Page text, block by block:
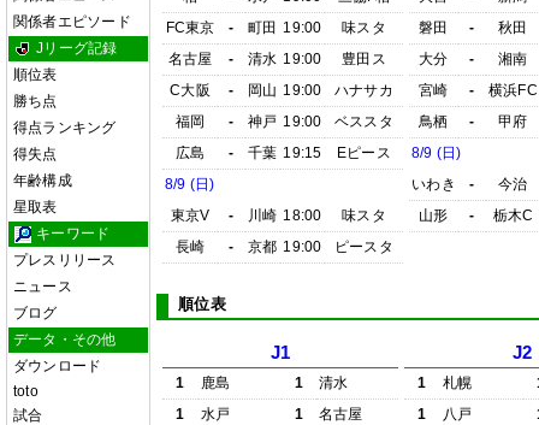
関係者エピソード
Jリーグ記録
順位表
勝ち点
得点ランキング
得失点
年齢構成
星取表
キーワード
プレスリリース
ニュース
ブログ
データ・その他
ダウンロード
toto
試合
FC東京
- 町田 19:00
味スタ
名古屋
- 清水 19:00
豊田ス
C大阪
- 岡山 19:00
ハナサカ
福岡
- 神戸 19:00
ベススタ
広島
- 千葉 19:15
Eピース
8/9 (日)
東京V
- 川崎 18:00
味スタ
長崎
- 京都 19:00 ピースタ
磐田
-
秋田
大分
-
湘南
宮崎
-
横浜FC
鳥栖
-
甲府
8/9 (日)
いわき
-
今治
山形
- 栃木C
順位表
J1
1 鹿島 1
清水
1
水戸 1
名古屋
J2
1 札幌
1
八戸